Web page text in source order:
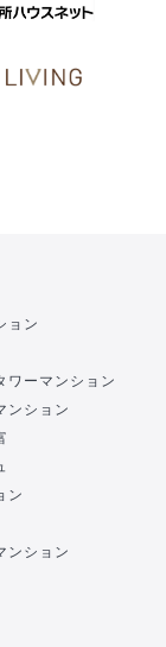
ョン
ワーマンション
ンション
ン
ンション